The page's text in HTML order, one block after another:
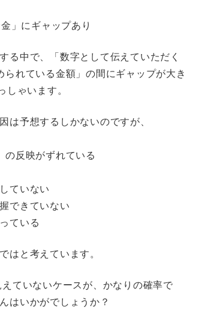
」にギャップあり
る中で、「数字として伝えていただく
れている金額」の間にギャップが大き
しゃいます。
は予想するしかないのですが、
の反映がずれている
ていない
できていない
ている
はと考えています。
ていないケースが、かなりの確率で
はいかがでしょうか？